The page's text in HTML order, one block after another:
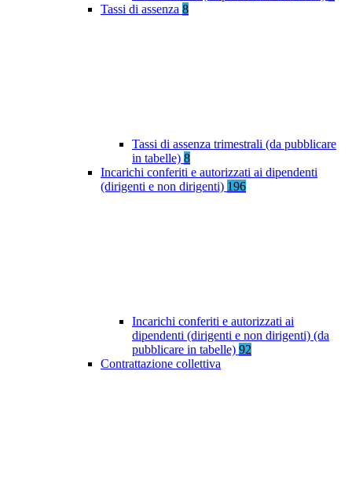
Tassi di assenza 8
Tassi di assenza trimestrali (da pubblicare
in tabelle) 8
Incarichi conferiti e autorizzati ai dipendenti
(dirigenti e non dirigenti) 196
Incarichi conferiti e autorizzati ai
dipendenti (dirigenti e non dirigenti) (da
pubblicare in tabelle) 92
Contrattazione collettiva